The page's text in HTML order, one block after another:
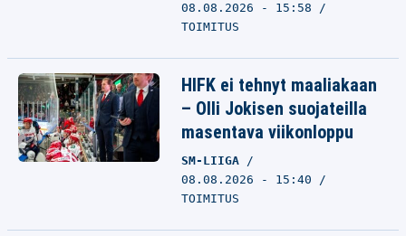
08.08.2026 - 15:58
TOIMITUS
HIFK ei tehnyt maaliakaan
– Olli Jokisen suojateilla
masentava viikonloppu
SM-LIIGA
08.08.2026 - 15:40
TOIMITUS